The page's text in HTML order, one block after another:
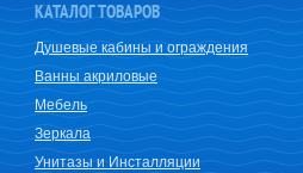
КАТАЛОГ ТОВАРОВ
Душевые кабины и ограждения
Ванны акриловые
Мебель
Зеркала
Унитазы и Инсталляции